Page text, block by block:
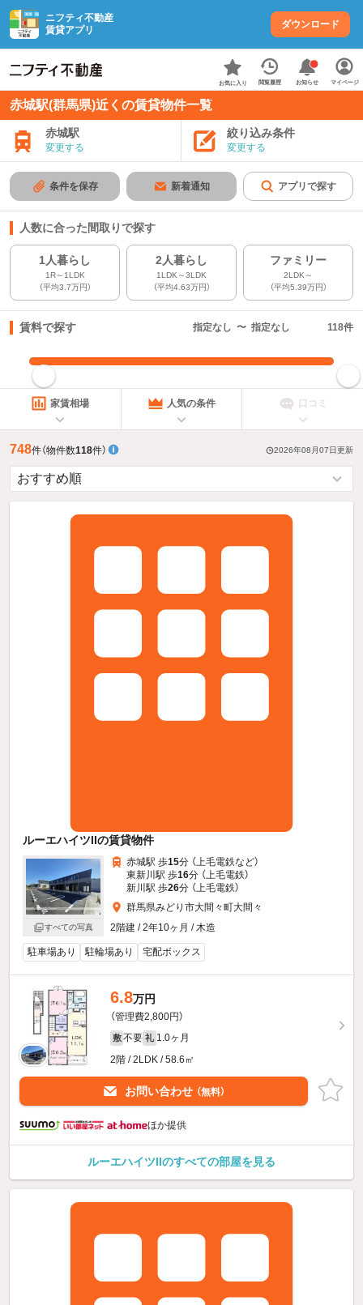
ニフティ不動産
賃貸アプリ
ダウンロード
お気に入り 閲覧履歴 お知らせ マイページ
赤城駅(群馬県)近くの賃貸物件一覧
赤城駅
変更する
絞り込み条件
変更する
条件を保存 新着通知 アプリで探す
人数に合った間取りで探す
1人暮らし
1R～1LDK
（平均3.7万円）
2人暮らし
1LDK～3LDK
（平均4.63万円）
ファミリー
2LDK～
（平均5.39万円）
賃料で探す 指定なし 〜 指定なし 118件
指定した賃料で絞り込む
家賃相場 人気の条件 口コミ
748件（物件数118件） 2026年08月07日更新
ルーエハイツIIの賃貸物件
すべての写真
赤城駅 歩15分 （上毛電鉄など）
東新川駅 歩16分 （上毛電鉄）
新川駅 歩26分 （上毛電鉄）
群馬県みどり市大間々町大間々
2階建 / 2年10ヶ月 / 木造
駐車場あり 駐輪場あり 宅配ボックス
6.8万円
（管理費2,800円）
敷 不要 礼 1.0ヶ月
2階 / 2LDK / 58.6㎡
お問い合わせ （無料）
ほか提供
ルーエハイツIIのすべての部屋を見る